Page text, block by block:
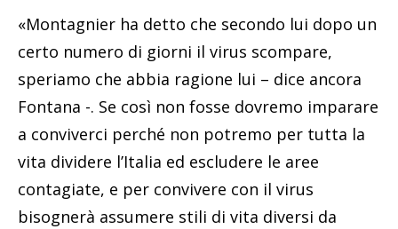
«Montagnier ha detto che secondo lui dopo un
certo numero di giorni il virus scompare,
speriamo che abbia ragione lui – dice ancora
Fontana -. Se così non fosse dovremo imparare
a conviverci perché non potremo per tutta la
vita dividere l’Italia ed escludere le aree
contagiate, e per convivere con il virus
bisognerà assumere stili di vita diversi da